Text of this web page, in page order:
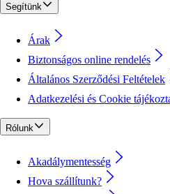
Segítünk
Árak
Biztonságos online rendelés
Általános Szerződési Feltételek
Adatkezelési és Cookie
Rólunk
Akadálymentesség
Hova szállítunk?